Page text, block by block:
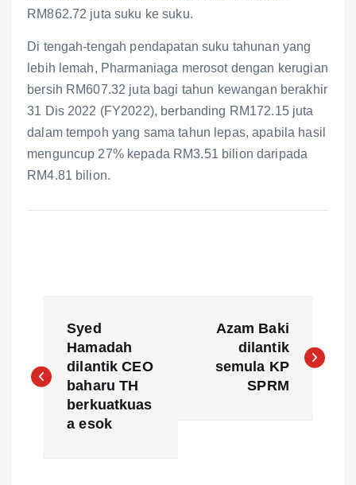
RM862.72 juta suku ke suku.
Di tengah-tengah pendapatan suku tahunan yang
lebih lemah, Pharmaniaga merosot dengan kerugian
bersih RM607.32 juta bagi tahun kewangan berakhir
31 Dis 2022 (FY2022), berbanding RM172.15 juta
dalam tempoh yang sama tahun lepas, apabila hasil
menguncup 27% kepada RM3.51 bilion daripada
RM4.81 bilion.
s
Syed
Hamadah
dilantik CEO
baharu TH
berkuatkuas
a esok
Azam Baki
dilantik
semula KP
SPRM